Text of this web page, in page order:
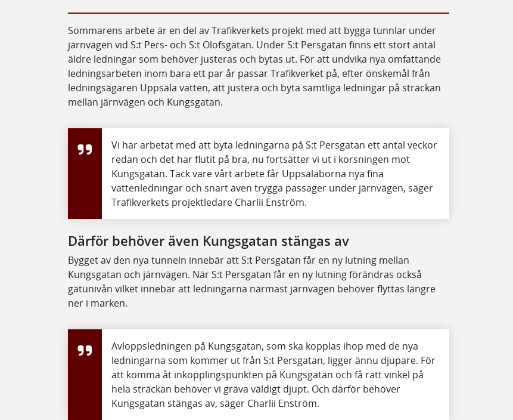
Sommarens arbete är en del av Trafikverkets projekt med att bygga tunnlar under
järnvägen vid S:t Pers- och S:t Olofsgatan. Under S:t Persgatan finns ett stort antal
äldre ledningar som behöver justeras och bytas ut. För att undvika nya omfattande
ledningsarbeten inom bara ett par år passar Trafikverket på, efter önskemål från
ledningsägaren Uppsala vatten, att justera och byta samtliga ledningar på sträckan
mellan järnvägen och Kungsgatan.
Vi har arbetat med att byta ledningarna på S:t Persgatan ett antal veckor
redan och det har flutit på bra, nu fortsätter vi ut i korsningen mot
Kungsgatan. Tack vare vårt arbete får Uppsalaborna nya fina
vattenledningar och snart även trygga passager under järnvägen, säger
Trafikverkets projektledare Charlii Enström.
Därför behöver även Kungsgatan stängas av
Bygget av den nya tunneln innebär att S:t Persgatan får en ny lutning mellan
Kungsgatan och järnvägen. När S:t Persgatan får en ny lutning förändras också
gatunivån vilket innebär att ledningarna närmast järnvägen behöver flyttas längre
ner i marken.
Avloppsledningen på Kungsgatan, som ska kopplas ihop med de nya
ledningarna som kommer ut från S:t Persgatan, ligger ännu djupare. För
att komma åt inkopplingspunkten på Kungsgatan och få rätt vinkel på
hela sträckan behöver vi gräva väldigt djupt. Och därför behöver
Kungsgatan stängas av, säger Charlii Enström.